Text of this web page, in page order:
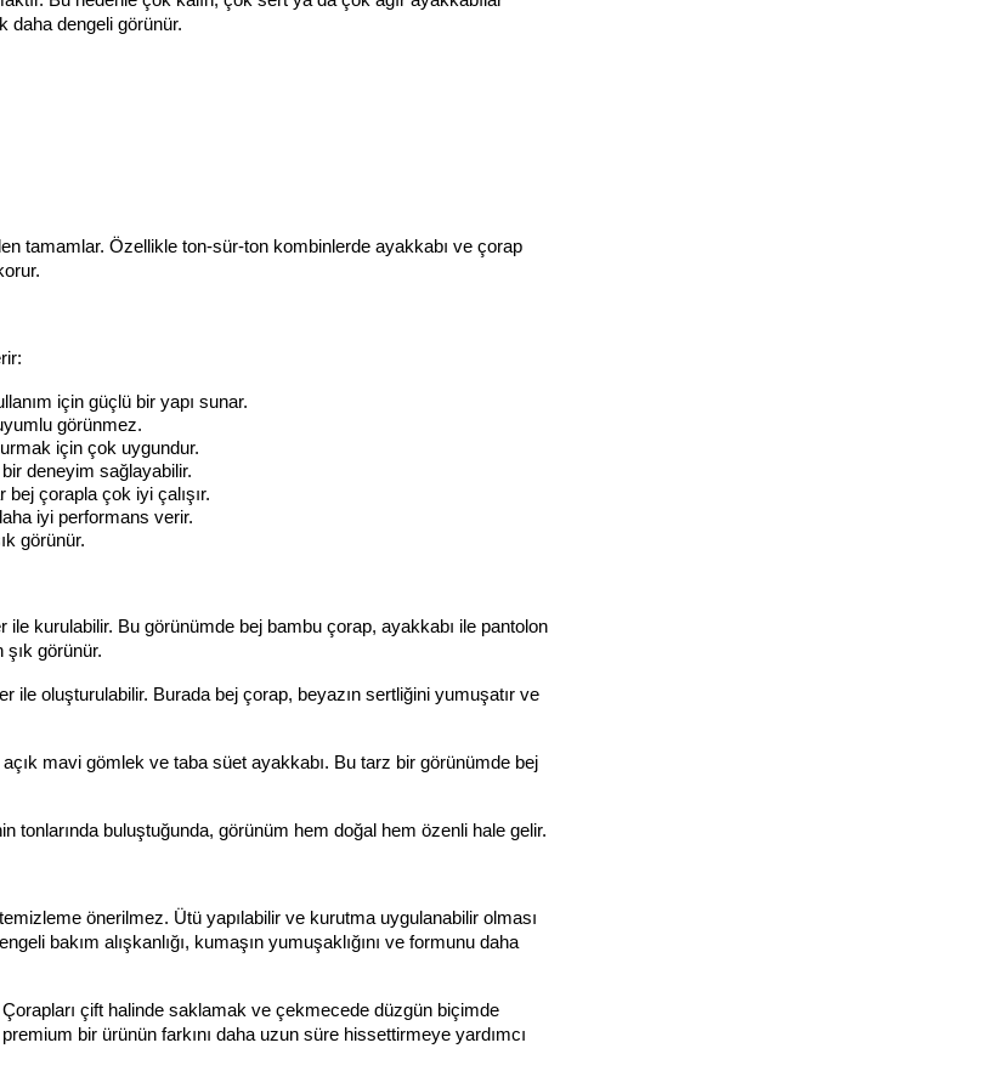
daha dengeli görünür.
tamamlar. Özellikle ton-sür-ton kombinlerde ayakkabı ve çorap
için güçlü bir yapı sunar.
görünmez.
için çok uygundur.
deneyim sağlayabilir.
çorapla çok iyi çalışır.
iyi performans verir.
görünür.
kurulabilir. Bu görünümde bej bambu çorap, ayakkabı ile pantolon
görünür.
oluşturulabilir. Burada bej çorap, beyazın sertliğini yumuşatır ve
mavi gömlek ve taba süet ayakkabı. Bu tarz bir görünümde bej
tonlarında buluştuğunda, görünüm hem doğal hem özenli hale gelir.
önerilmez. Ütü yapılabilir ve kurutma uygulanabilir olması
bakım alışkanlığı, kumaşın yumuşaklığını ve formunu daha
çift halinde saklamak ve çekmecede düzgün biçimde
bir ürünün farkını daha uzun süre hissettirmeye yardımcı